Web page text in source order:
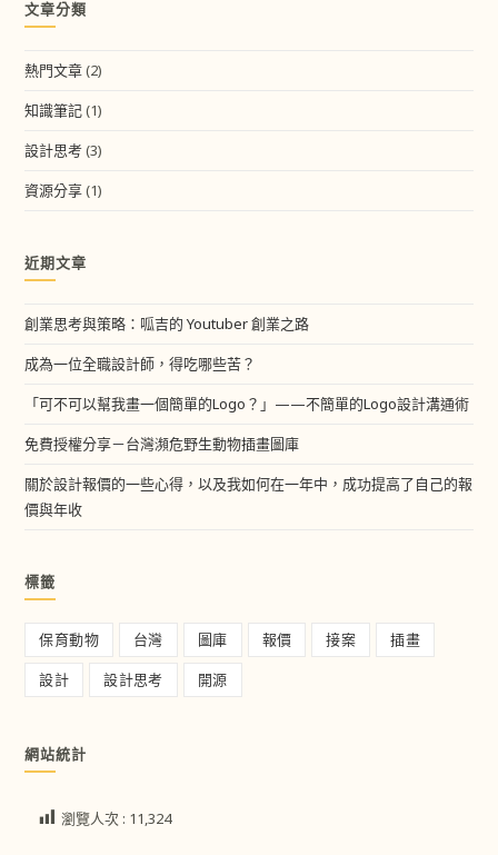
文章分類
熱門文章(2)
知識筆記(1)
設計思考(3)
資源分享(1)
近期文章
創業思考與策略：呱吉的 Youtuber 創業之路
成為一位全職設計師，得吃哪些苦？
「可不可以幫我畫一個簡單的Logo？」——不簡單的Logo設計溝通術
免費授權分享－台灣瀕危野生動物插畫圖庫
關於設計報價的一些心得，以及我如何在一年中，成功提高了自己的報
價與年收
標籤
保育動物 台灣 圖庫 報價 接案
插畫
設計
設計思考 開源
網站統計
瀏覽人次 : 11,324